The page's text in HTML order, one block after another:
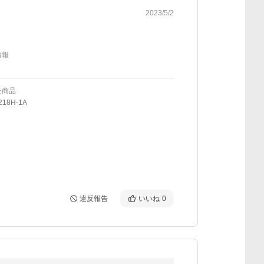
2023/5/2
報
品
1A
違反報告 いいね 0